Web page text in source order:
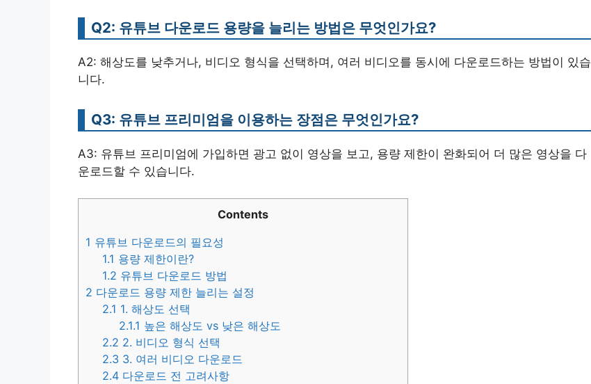
Q2: 유튜브 다운로드 용량을 늘리는 방법은 무엇인가요?
A2: 해상도를 낮추거나, 비디오 형식을 선택하며, 여러 비디오를 동시에 다운로드하는 방법이 있습
니다.
Q3: 유튜브 프리미엄을 이용하는 장점은 무엇인가요?
A3: 유튜브 프리미엄에 가입하면 광고 없이 영상을 보고, 용량 제한이 완화되어 더 많은 영상을 다
운로드할 수 있습니다.
Contents
1 유튜브 다운로드의 필요성
1.1 용량 제한이란?
1.2 유튜브 다운로드 방법
2 다운로드 용량 제한 늘리는 설정
2.1 1. 해상도 선택
2.1.1 높은 해상도 vs 낮은 해상도
2.2 2. 비디오 형식 선택
2.3 3. 여러 비디오 다운로드
2.4 다운로드 전 고려사항